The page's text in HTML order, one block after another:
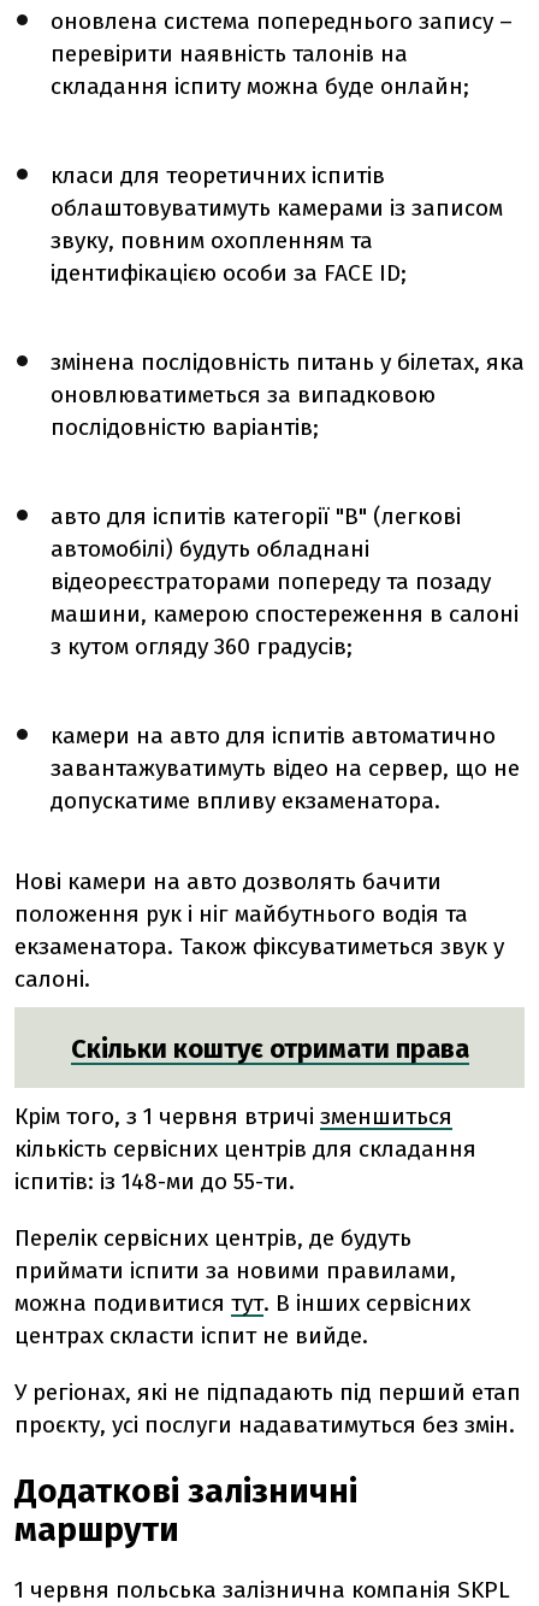
оновлена система попереднього запису –
перевірити наявність талонів на
складання іспиту можна буде онлайн;
класи для теоретичних іспитів
облаштовуватимуть камерами із записом
звуку, повним охопленням та
ідентифікацією особи за FACE ID;
змінена послідовність питань у білетах, яка
оновлюватиметься за випадковою
послідовністю варіантів;
авто для іспитів категорії "В" (легкові
автомобілі) будуть обладнані
відеореєстраторами попереду та позаду
машини, камерою спостереження в салоні
з кутом огляду 360 градусів;
камери на авто для іспитів автоматично
завантажуватимуть відео на сервер, що не
допускатиме впливу екзаменатора.
Нові камери на авто дозволять бачити
положення рук і ніг майбутнього водія та
екзаменатора. Також фіксуватиметься звук у
салоні.
Скільки коштує отримати права
Крім того, з 1 червня втричі зменшиться
кількість сервісних центрів для складання
іспитів: із 148-ми до 55-ти.
Перелік сервісних центрів, де будуть
приймати іспити за новими правилами,
можна подивитися тут. В інших сервісних
центрах скласти іспит не вийде.
У регіонах, які не підпадають під перший етап
проєкту, усі послуги надаватимуться без змін.
Додаткові залізничні
маршрути
1 червня польська залізнична компанія SKPL